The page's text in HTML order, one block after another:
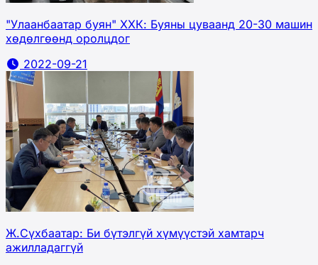
"Улаанбаатар буян" ХХК: Буяны цуваанд 20-30 машин
хөдөлгөөнд оролцдог
2022-09-21
Ж.Сүхбаатар: Би бүтэлгүй хүмүүстэй хамтарч
ажилладаггүй